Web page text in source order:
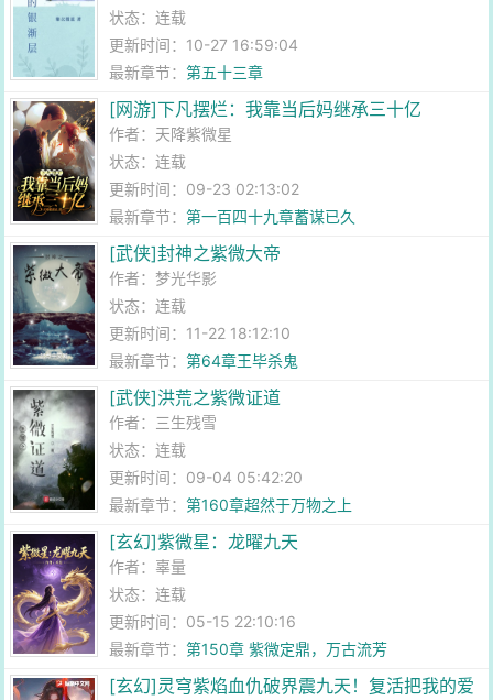
状态：连载
更新时间：10-27 16:59:04
最新章节：第五十三章
[网游]下凡摆烂：我靠当后妈继承三十亿
作者： 天降紫微星
状态：连载
更新时间：09-23 02:13:02
最新章节：第一百四十九章蓄谋已久
[武侠]封神之紫微大帝
作者： 梦光华影
状态：连载
更新时间：11-22 18:12:10
最新章节：第64章王毕杀鬼
[武侠]洪荒之紫微证道
作者： 三生残雪
状态：连载
更新时间：09-04 05:42:20
最新章节：第160章超然于万物之上
[玄幻]紫微星：龙曜九天
作者： 辜量
状态：连载
更新时间：05-15 22:10:16
最新章节：第150章 紫微定鼎，万古流芳
[玄幻]灵穹紫焰血仇破界震九天！复活把我的爱